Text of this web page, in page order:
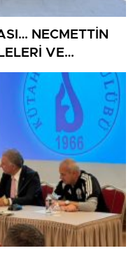
NECMETTİN
VE